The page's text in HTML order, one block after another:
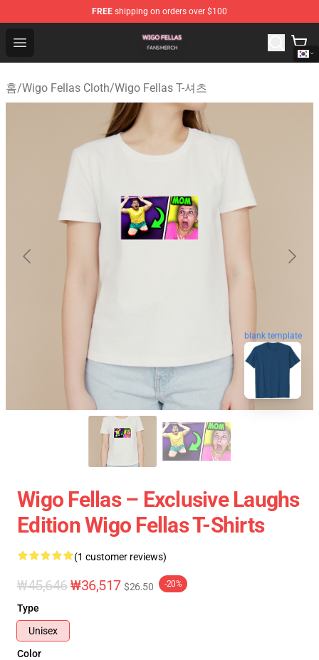
FREE shipping on orders over $100
Open menu
Wigo Fellas Shop - Official Wigo Fellas Merchandise
홈/Wigo Fellas Cloth/Wigo Fellas T-셔츠
blank template
Wigo Fellas – Exclusive Laughs
Edition Wigo Fellas T-Shirts
(1 customer reviews)
₩45,646₩36,517 $26.50 -20%
Type
Unisex
Color